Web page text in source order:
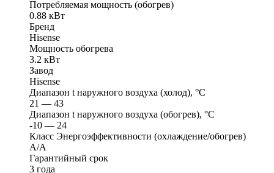
Потребляемая мощность (обогрев)
0.88 кВт
Бренд
Hisense
Мощность обогрева
3.2 кВт
Завод
Hisense
Диапазон t наружного воздуха (холод), °C
21 — 43
Диапазон t наружного воздуха (обогрев), °C
-10 — 24
Класс Энергоэффективности (охлаждение/обогрев)
A/A
Гарантийный срок
3 года